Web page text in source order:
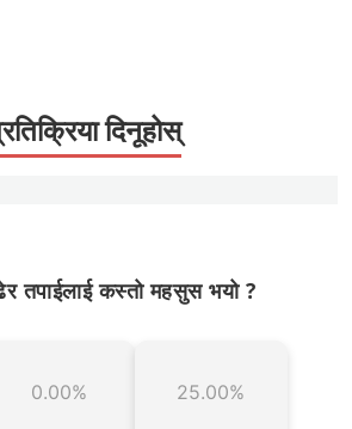
दिनूहोस्
तपाईलाई कस्तो महसुस भयो ?
0.00% 25.00%